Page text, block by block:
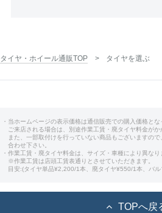
タイヤ・ホイール通販TOP タイヤを選ぶ
・当ホームページの表示価格は通信販売での購入価格とな
ご来店される場合は、別途作業工賃・廃タイヤ料金がか
また、一部取付けを行っていない商品もございますの
合わせ下さい。
・作業工賃・廃タイヤ料金は、サイズ・車種により異なり
※作業工賃は店頭工賃表通りとさせていただきます。
目安:(タイヤ単品¥2,200/1本、廃タイヤ¥550/1本、バ
TOPへ戻